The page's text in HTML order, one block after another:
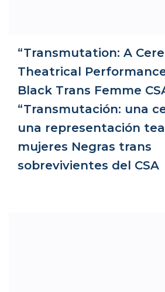
“Transmutation: A
Theatrical
Black Trans Femme
“Transmutación: una
una representación
mujeres Negras trans
sobrevivientes del CSA